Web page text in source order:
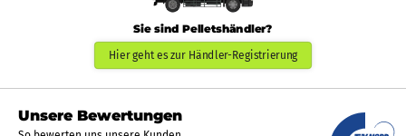
Sie sind Pelletshändler?
Hier geht es zur Händler-Registrierung
Unsere Bewertungen